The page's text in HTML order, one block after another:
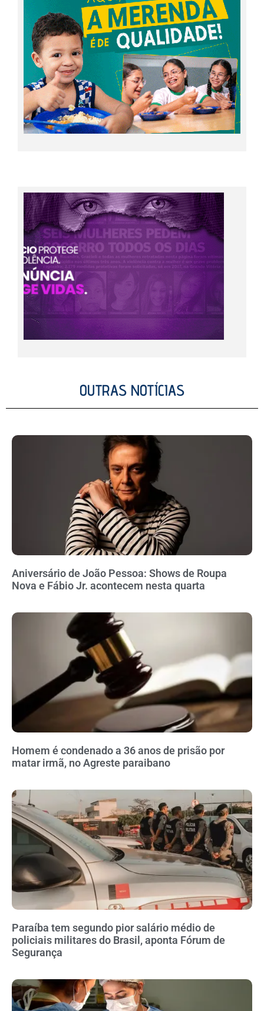
OUTRAS NOTÍCIAS
Aniversário de João Pessoa: Shows de Roupa
Nova e Fábio Jr. acontecem nesta quarta
Homem é condenado a 36 anos de prisão por
matar irmã, no Agreste paraibano
Paraíba tem segundo pior salário médio de
policiais militares do Brasil, aponta Fórum de
Segurança